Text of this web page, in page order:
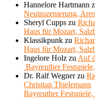
Hannelore Hartmann
Neuinszenierung,
Sheryl Cupps zu
Haus für Mozart,
Klassikpunk zu
Haus für Mozart,
Ingelore Holz zu Auf
Bayreuther
Dr. Ralf Wegnerzu
Christian Thielemann
Bayreuther